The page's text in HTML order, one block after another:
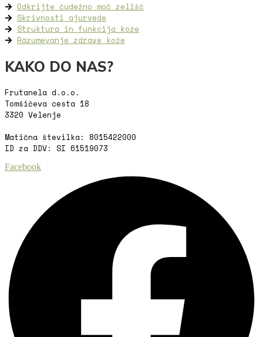
Odkrijte čudežno moč zelišč
Skrivnosti ajurvede
Struktura in funkcija kože
Razumevanje zdrave kože
KAKO DO NAS?
Frutanela d.o.o.
Tomšičeva cesta 18
3320 Velenje
Matična številka: 8015422000
ID za DDV: SI 61519073
Facebook